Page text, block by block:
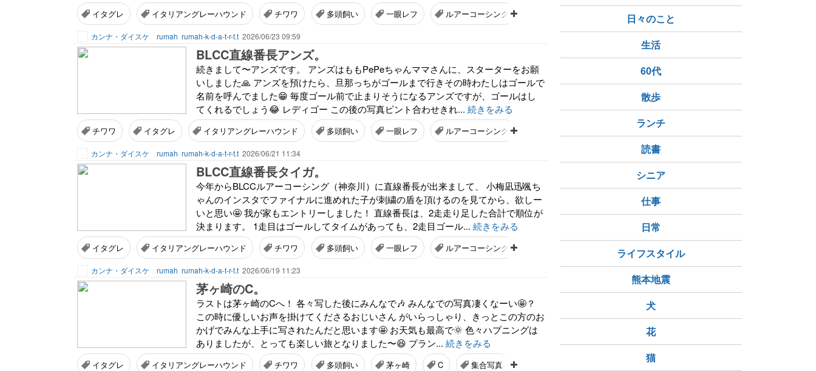
イタグレ イタリアングレーハウンド チワワ 多頭飼い 一眼レフ ルアーコーシング 80m
カンナ・ダイスケ rumah rumah-k-d-a-t-r-t.t 2026/06/23 09:59
BLCC直線番長アンズ。
続きまして〜アンズです。 アンズはももPePeちゃんママさんに、スターターをお願
いしました🙏 アンズを預けたら、旦那っちがゴールまで行きその時わたしはゴールで
名前を呼んでました😁 毎度ゴール前で止まりそうになるアンズですが、ゴールはし
てくれるでしょう😂 レディゴー この後の写真ピント合わせきれ... 続きをみる
チワワ イタグレ イタリアングレーハウンド 多頭飼い 一眼レフ ルアーコーシング
カンナ・ダイスケ rumah rumah-k-d-a-t-r-t.t 2026/06/21 11:34
BLCC直線番長タイガ。
今年からBLCCルアーコーシング（神奈川）に直線番長が出来まして、 小梅凪迅颯ち
ゃんのインスタでファイナルに進めれた子が刺繍の盾を頂けるのを見てから、欲しー
いと思い🤩 我が家もエントリーしました！ 直線番長は、2走走り足した合計で順位が
決まります。 1走目はゴールしてタイムがあっても、2走目ゴール... 続きをみる
イタグレ イタリアングレーハウンド チワワ 多頭飼い 一眼レフ ルアーコーシング
カンナ・ダイスケ rumah rumah-k-d-a-t-r-t.t 2026/06/19 11:23
茅ヶ崎のC。
ラストは茅ヶ崎のCへ！ 各々写した後にみんなで🎶 みんなでの写真凄くなーい🤩？
この時に優しいお声を掛けてくださるおじいさん がいらっしゃり、きっとこの方のお
かげでみんな上手に写されたんだと思います🤩 お天気も最高で🌞 色々ハプニングは
ありましたが、とっても楽しい旅となりました〜😆 プラン... 続きをみる
イタグレ イタリアングレーハウンド チワワ 多頭飼い 茅ヶ崎 C 集合写真
日々のこと
生活
60代
散歩
ランチ
読書
シニア
仕事
日常
ライフスタイル
熊本地震
犬
花
猫